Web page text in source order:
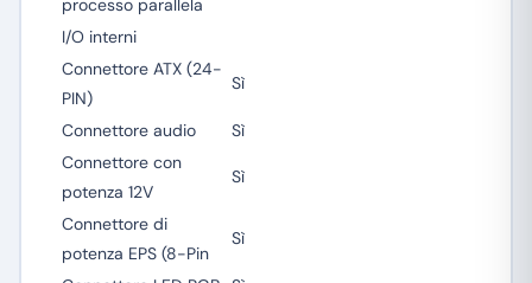
processo parallela
I/O interni
Connettore ATX (24-
PIN)
Sì
Connettore audio
Sì
Connettore con
potenza 12V
Sì
Connettore di
potenza EPS (8-Pin
Sì